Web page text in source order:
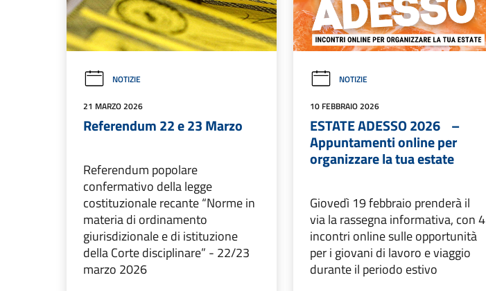
NOTIZIE
21 MARZO 2026
Referendum 22 e 23 Marzo
Referendum popolare
confermativo della legge
costituzionale recante “Norme in
materia di ordinamento
giurisdizionale e di istituzione
della Corte disciplinare” - 22/23
marzo 2026
NOTIZIE
10 FEBBRAIO 2026
ESTATE ADESSO 2026 –
Appuntamenti online per
organizzare la tua estate
Giovedì 19 febbraio prenderà il
via la rassegna informativa, con 4
incontri online sulle opportunità
per i giovani di lavoro e viaggio
durante il periodo estivo